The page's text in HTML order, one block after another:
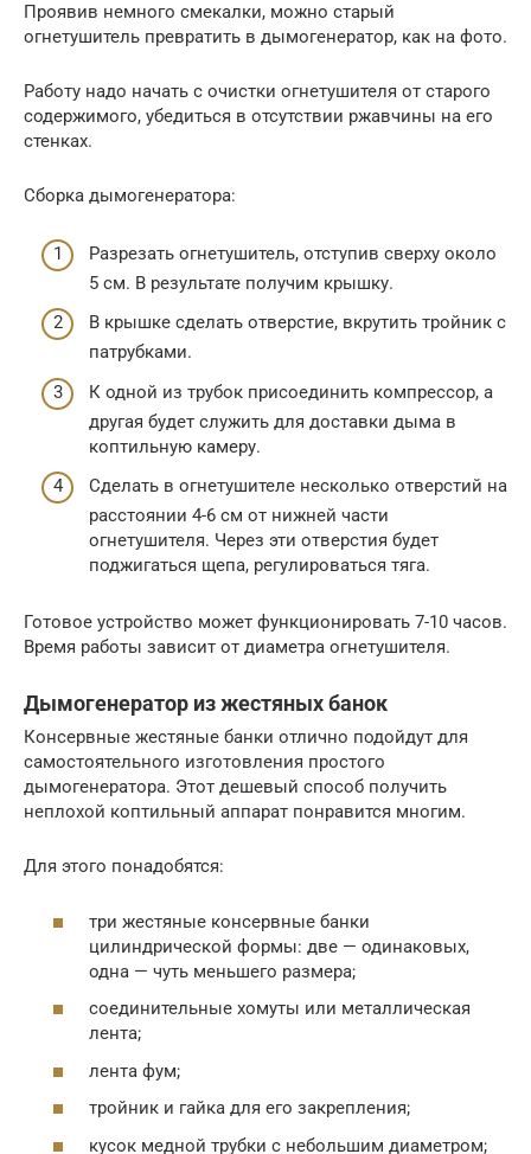
Проявив немного смекалки, можно старый
огнетушитель превратить в дымогенератор, как на фото.
Работу надо начать с очистки огнетушителя от старого
содержимого, убедиться в отсутствии ржавчины на его
стенках.
Сборка дымогенератора:
Разрезать огнетушитель, отступив сверху около
5 см. В результате получим крышку.
В крышке сделать отверстие, вкрутить тройник с
патрубками.
К одной из трубок присоединить компрессор, а
другая будет служить для доставки дыма в
коптильную камеру.
Сделать в огнетушителе несколько отверстий на
расстоянии 4-6 см от нижней части
огнетушителя. Через эти отверстия будет
поджигаться щепа, регулироваться тяга.
Готовое устройство может функционировать 7-10 часов.
Время работы зависит от диаметра огнетушителя.
Дымогенератор из жестяных банок
Консервные жестяные банки отлично подойдут для
самостоятельного изготовления простого
дымогенератора. Этот дешевый способ получить
неплохой коптильный аппарат понравится многим.
Для этого понадобятся:
три жестяные консервные банки
цилиндрической формы: две — одинаковых,
одна — чуть меньшего размера;
соединительные хомуты или металлическая
лента;
лента фум;
тройник и гайка для его закрепления;
кусок медной трубки с небольшим диаметром;